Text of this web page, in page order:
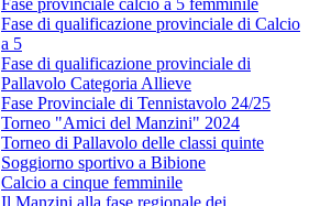
Fase provinciale calcio a 5 femminile
Fase di qualificazione provinciale di Calcio
a 5
Fase di qualificazione provinciale di
Pallavolo Categoria Allieve
Fase Provinciale di Tennistavolo 24/25
Torneo "Amici del Manzini" 2024
Torneo di Pallavolo delle classi quinte
Soggiorno sportivo a Bibione
Calcio a cinque femminile